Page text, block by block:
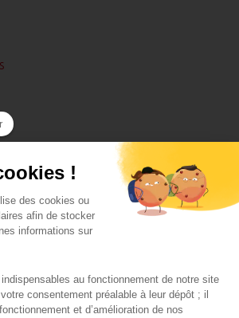
!
des cookies ou
afin de stocker
informations sur
au fonctionnement de notre site
consentement préalable à leur dépôt ; il
et d’amélioration de nos
CONFORME